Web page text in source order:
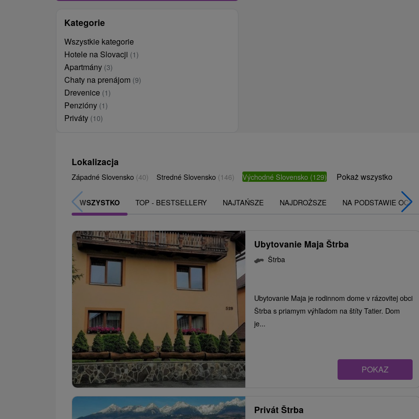
Kategorie
Wszystkie kategorie
Hotele na Slovacji (1)
Apartmány (3)
Chaty na prenájom (9)
Drevenice (1)
Penzióny (1)
Priváty (10)
Lokalizacja
Západné Slovensko (40) Stredné Slovensko (146) Východné Slovensko (129) Pokaż wszystko
WSZYSTKO TOP - BESTSELLERY NAJTAŃSZE NAJDROŻSZE NA PODSTAWIE OCENY
Ubytovanie Maja Štrba
Štrba
Ubytovanie Maja je rodinnom dome v rázovitej obci
Štrba s priamym výhľadom na štíty Tatier. Dom
je...
POKAZ
Privát Štrba